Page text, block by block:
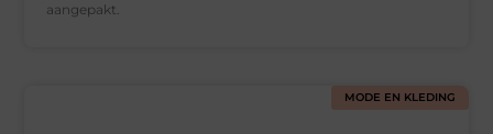
aangepakt.
MODE EN KLEDING